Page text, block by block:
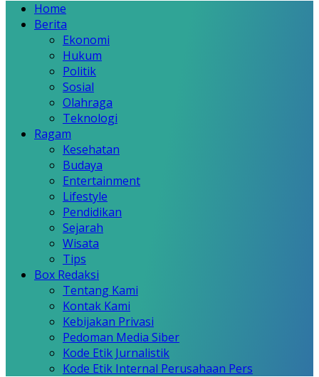
Home
Berita
Ekonomi
Hukum
Politik
Sosial
Olahraga
Teknologi
Ragam
Kesehatan
Budaya
Entertainment
Lifestyle
Pendidikan
Sejarah
Wisata
Tips
Box Redaksi
Tentang Kami
Kontak Kami
Kebijakan Privasi
Pedoman Media Siber
Kode Etik Jurnalistik
Kode Etik Internal Perusahaan Pers